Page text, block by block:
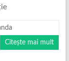
Citește mai mult